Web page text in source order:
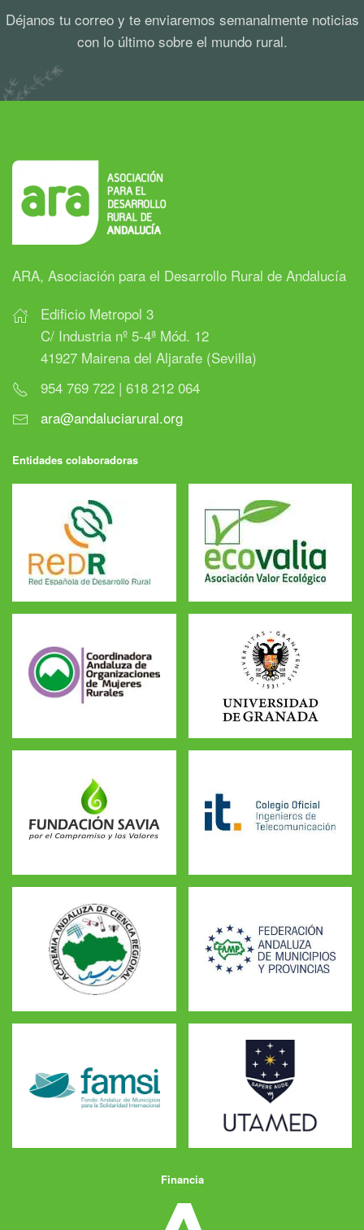
Déjanos tu correo y te enviaremos semanalmente noticias
con lo último sobre el mundo rural.
ARA, Asociación para el Desarrollo Rural de Andalucía
Edificio Metropol 3
C/ Industria nº 5-4ª Mód. 12
41927 Mairena del Aljarafe (Sevilla)
954 769 722 | 618 212 064
ara@andaluciarural.org
Entidades colaboradoras
Financia